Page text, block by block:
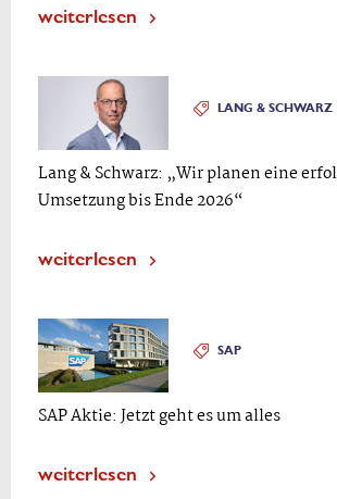
weiterlesen
LANG & SCHWARZ
Lang & Schwarz: „Wir planen eine
Umsetzung bis Ende 2026“
weiterlesen
SAP
SAP Aktie: Jetzt geht es um alles
weiterlesen